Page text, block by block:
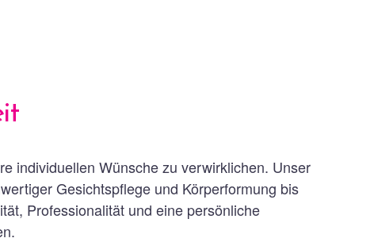
individuellen Wünsche zu verwirklichen. Unser
Gesichtspflege und Körperformung bis
Professionalität und eine persönliche